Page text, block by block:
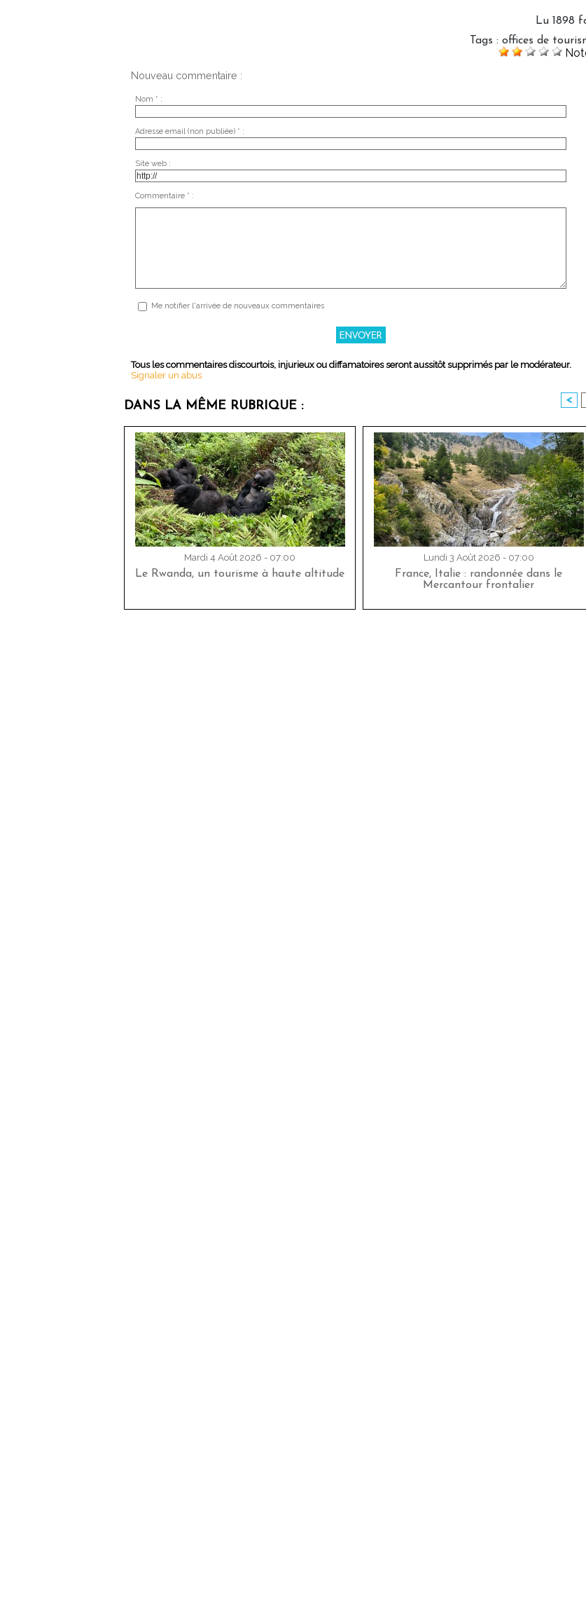
Lu 1898
Tags : offices de
Nouveau commentaire :
Nom * :
Adresse email (non publiée) * :
Site web :
Commentaire * :
Me notifier l'arrivée de nouveaux commentaires
Tous les commentaires discourtois, injurieux ou diffamatoires seront aussitôt supprimés par le modérateur.
Signaler un abus
DANS LA MÊME RUBRIQUE : <
Mardi 4 Août 2026 - 07:00
Le Rwanda, un tourisme à haute altitude
Lundi 3 Août 2026 - 07:00
France, Italie : randonnée dans le
Mercantour frontalier